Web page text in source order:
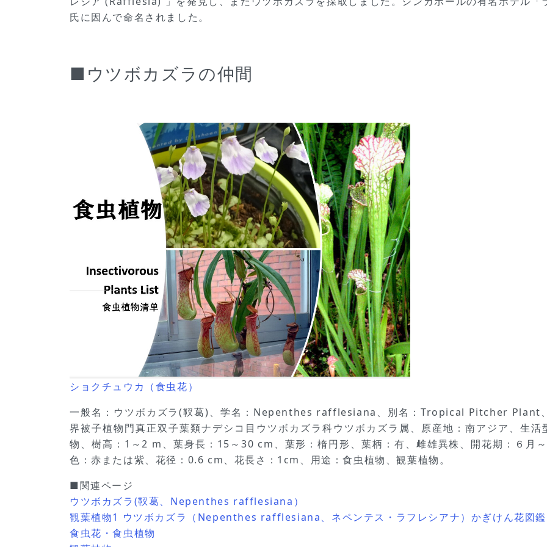
氏に因んで命名されました。
■ウツボカズラの仲間
ショクチュウカ（食虫花）
一般名：ウツボカズラ(靫葛)、学名：Nepenthes rafflesiana、別名：Tropical Pitcher Plant
界被子植物門真正双子葉類ナデシコ目ウツボカズラ科ウツボカズラ属、原産地：南アジア、生
物、樹高：1～2 m、葉身長：15～30 cm、葉形：楕円形、葉柄：有、雌雄異株、開花期：６月
色：赤または紫、花径：0.6 cm、花長さ：1cm、用途：食虫植物、観葉植物。
■関連ページ
ウツボカズラ(靫葛、Nepenthes rafflesiana）
観葉植物1 ウツボカズラ（Nepenthes rafflesiana、ネペンテス・ラフレシアナ）かぎけん花図
食虫花・食虫植物